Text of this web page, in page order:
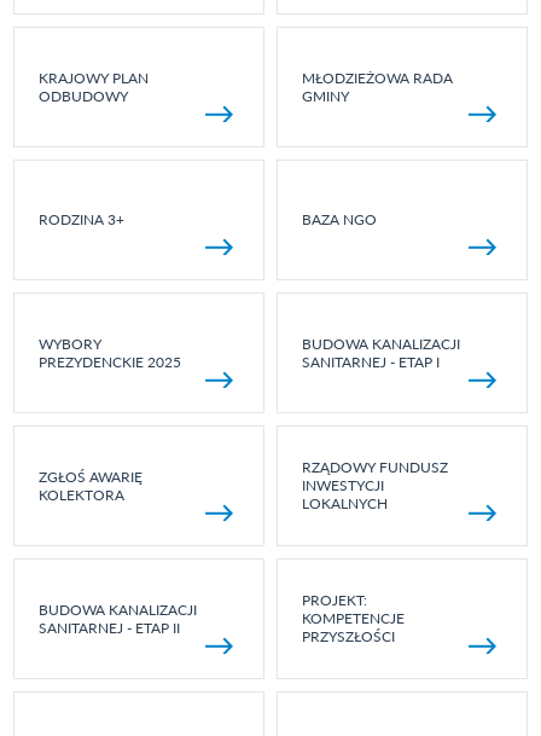
KRAJOWY PLAN
ODBUDOWY
MŁODZIEŻOWA RADA
GMINY
RODZINA 3+ BAZA NGO
WYBORY
PREZYDENCKIE 2025
BUDOWA KANALIZACJI
SANITARNEJ - ETAP I
ZGŁOŚ AWARIĘ
KOLEKTORA
RZĄDOWY FUNDUSZ
INWESTYCJI
LOKALNYCH
BUDOWA KANALIZACJI
SANITARNEJ - ETAP II
PROJEKT:
KOMPETENCJE
PRZYSZŁOŚCI